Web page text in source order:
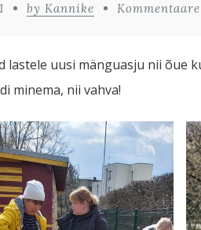
by Kannike
lastele uusi mänguasju nii õue
minema, nii vahva!